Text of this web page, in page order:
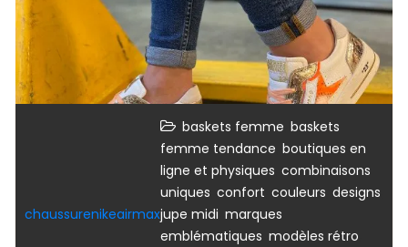
chaussurenikeairmax
baskets femme baskets
femme tendance boutiques en
ligne et physiques combinaisons
uniques confort couleurs designs
jupe midi marques
emblématiques modèles rétro